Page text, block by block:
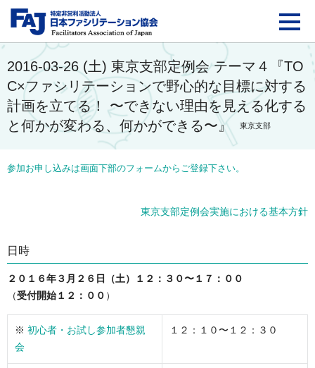
FAJ：特定非営利活動
2016-03-26 (土) 東京支部定例会 テーマ４『TO
C×ファシリテーションで野心的な目標に対する
計画を立てる！ 〜できない理由を見える化する
と何かが変わる、何かができる〜』
東京支部
参加お申し込みは画面下部のフォームからご登録下さい。
東京支部定例会実施における基本方針
日時
２０１６年３月２６日（土）１２：３０〜１７：００
（受付開始１２：００ ）
※ 初心者・お試し参加者懇親
会
１２：１０〜１２：３０